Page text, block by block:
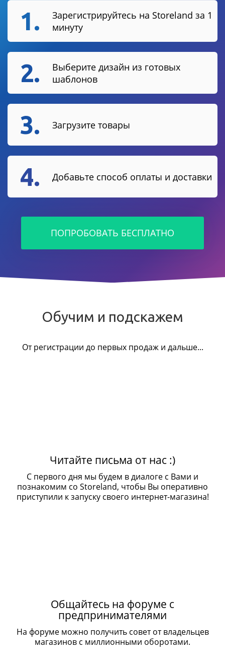
1.
Зарегистрируйтесь на Storeland за 1
минуту
2.
Выберите дизайн из готовых
шаблонов
3. Загрузите товары
4. Добавьте способ оплаты и доставки
ПОПРОБОВАТЬ БЕСПЛАТНО
Обучим и подскажем
От регистрации до первых продаж и дальше...
Читайте письма от нас :)
С первого дня мы будем в диалоге с Вами и
познакомим со Storeland, чтобы Вы оперативно
приступили к запуску своего интернет-магазина!
Общайтесь на форуме с
предпринимателями
На форуме можно получить совет от владельцев
магазинов с миллионными оборотами.